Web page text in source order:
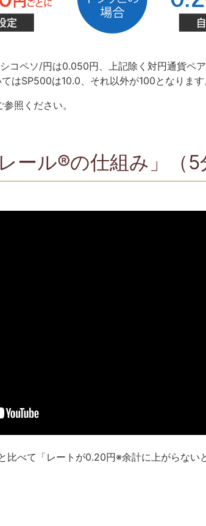
コペソ/円は0.050円、上記除く対円通貨ペ
はSP500は10.0、それ以外が100となりま
参照ください。
ール®の仕組み」（5
比べて「レートが0.20円※余計に上がらない